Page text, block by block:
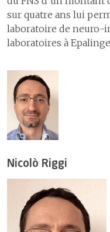
sur quatre ans lui
laboratoire de neuro-
laboratoires à
Nicolò Riggi